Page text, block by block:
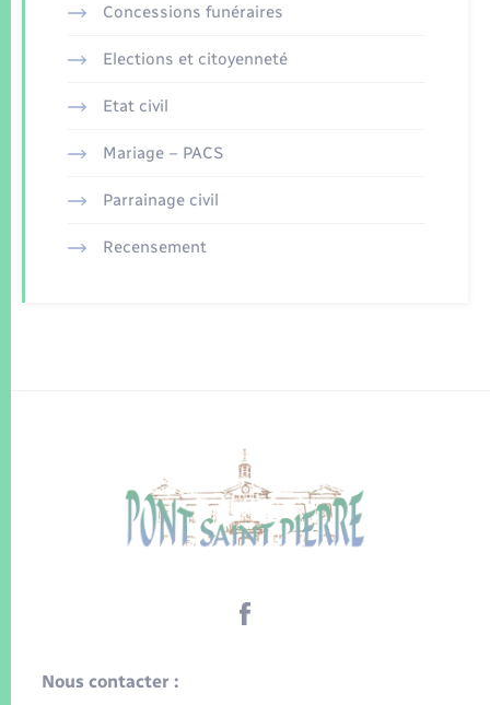
Concessions funéraires
Elections et citoyenneté
Etat civil
Mariage – PACS
Parrainage civil
Recensement
Nous contacter :